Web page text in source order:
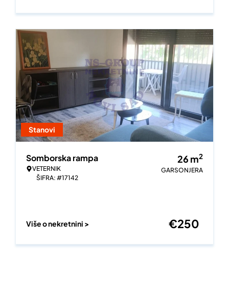
Stanovi
Somborska rampa
VETERNIK
ŠIFRA: #17142
26 m2
GARSONJERA
Više o nekretnini > €250